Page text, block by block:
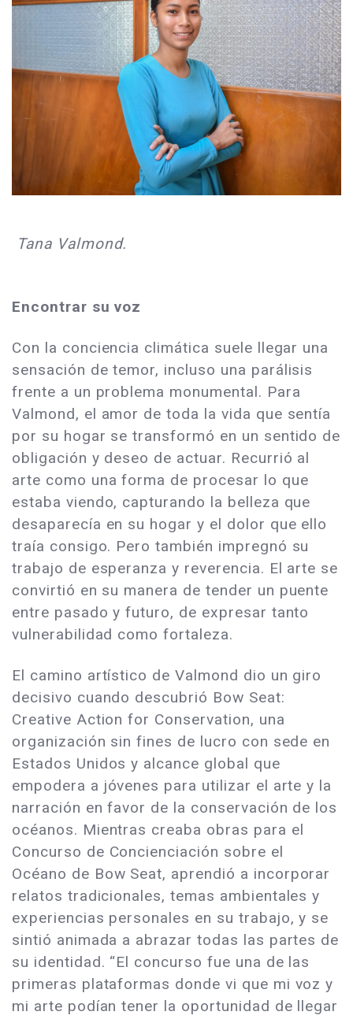
Tana Valmond.
Encontrar su voz
Con la conciencia climática suele llegar una
sensación de temor, incluso una parálisis
frente a un problema monumental. Para
Valmond, el amor de toda la vida que sentía
por su hogar se transformó en un sentido de
obligación y deseo de actuar. Recurrió al
arte como una forma de procesar lo que
estaba viendo, capturando la belleza que
desaparecía en su hogar y el dolor que ello
traía consigo. Pero también impregnó su
trabajo de esperanza y reverencia. El arte se
convirtió en su manera de tender un puente
entre pasado y futuro, de expresar tanto
vulnerabilidad como fortaleza.
El camino artístico de Valmond dio un giro
decisivo cuando descubrió Bow Seat:
Creative Action for Conservation, una
organización sin fines de lucro con sede en
Estados Unidos y alcance global que
empodera a jóvenes para utilizar el arte y la
narración en favor de la conservación de los
océanos. Mientras creaba obras para el
Concurso de Concienciación sobre el
Océano de Bow Seat, aprendió a incorporar
relatos tradicionales, temas ambientales y
experiencias personales en su trabajo, y se
sintió animada a abrazar todas las partes de
su identidad. “El concurso fue una de las
primeras plataformas donde vi que mi voz y
mi arte podían tener la oportunidad de llegar